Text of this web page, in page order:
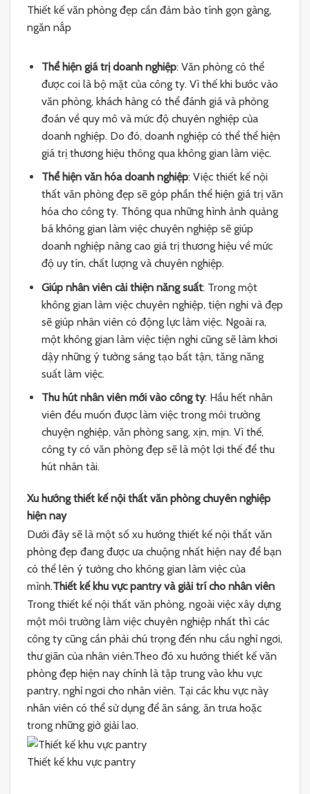
Thiết kế văn phòng đẹp cần đảm bảo tính gọn gàng,
ngăn nắp
Thể hiện giá trị doanh nghiệp: Văn phòng có thể
được coi là bộ mặt của công ty. Vì thế khi bước vào
văn phòng, khách hàng có thể đánh giá và phỏng
đoán về quy mô và mức độ chuyên nghiệp của
doanh nghiệp. Do đó, doanh nghiệp có thể thể hiện
giá trị thương hiệu thông qua không gian làm việc.
Thể hiện văn hóa doanh nghiệp: Việc thiết kế nội
thất văn phòng đẹp sẽ góp phần thể hiện giá trị văn
hóa cho công ty. Thông qua những hình ảnh quảng
bá không gian làm việc chuyên nghiệp sẽ giúp
doanh nghiệp nâng cao giá trị thương hiệu về mức
độ uy tín, chất lượng và chuyên nghiệp.
Giúp nhân viên cải thiện năng suất: Trong một
không gian làm việc chuyên nghiệp, tiện nghi và đẹp
sẽ giúp nhân viên có động lực làm việc. Ngoài ra,
một không gian làm việc tiện nghi cũng sẽ làm khơi
dậy những ý tưởng sáng tạo bất tận, tăng năng
suất làm việc.
Thu hút nhân viên mới vào công ty: Hầu hết nhân
viên đều muốn được làm việc trong môi trường
chuyện nghiệp, văn phòng sang, xịn, mịn. Vì thế,
công ty có văn phòng đẹp sẽ là một lợi thế để thu
hút nhân tài.
Xu hướng thiết kế nội thất văn phòng chuyên nghiệp
hiện nay
Dưới đây sẽ là một số xu hướng thiết kế nội thất văn
phòng đẹp đang được ưa chuộng nhất hiện nay để bạn
có thể lên ý tưởng cho không gian làm việc của
mình.Thiết kế khu vực pantry và giải trí cho nhân viên
Trong thiết kế nội thất văn phòng, ngoài việc xây dựng
một môi trường làm việc chuyên nghiệp nhất thì các
công ty cũng cần phải chú trọng đến nhu cầu nghỉ ngơi,
thư giãn của nhân viên.Theo đó xu hướng thiết kế văn
phòng đẹp hiện nay chính là tập trung vào khu vực
pantry, nghỉ ngơi cho nhân viên. Tại các khu vực này
nhân viên có thể sử dụng để ăn sáng, ăn trưa hoặc
trong những giờ giải lao.
Thiết kế khu vực pantry